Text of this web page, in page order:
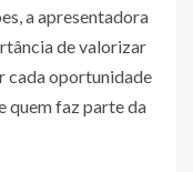
a apresentadora
de valorizar
cada oportunidade
quem faz parte da